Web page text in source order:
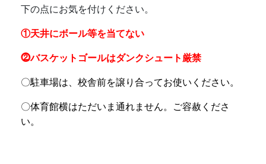
下の点にお気を付けください。
①天井にボール等を当てない
⓶バスケットゴールはダンクシュート厳禁
〇駐車場は、校舎前を譲り合ってお使いください。
〇体育館横はただいま通れません。ご容赦くださ
い。